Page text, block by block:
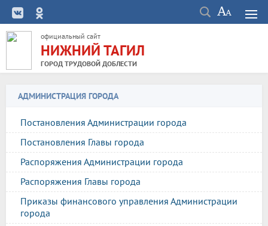
официальный сайт
НИЖНИЙ ТАГИЛ
ГОРОД ТРУДОВОЙ ДОБЛЕСТИ
АДМИНИСТРАЦИЯ ГОРОДА
Постановления Администрации города
Постановления Главы города
Распоряжения Администрации города
Распоряжения Главы города
Приказы финансового управления Администрации
города